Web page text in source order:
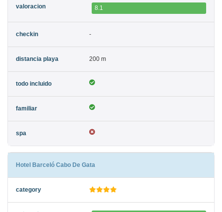
8.1
-
200 m
Hotel Barceló Cabo De Gata